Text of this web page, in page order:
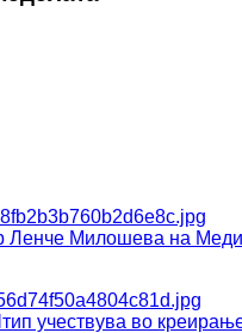
Милошева на
учествува во